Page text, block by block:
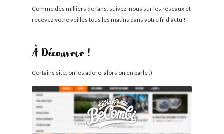
Comme des milliers de fans, suivez-nous sur les réseaux et
recevez votre veilles tous les matins dans votre fil d'actu !
À Découvrir !
Certains site, on les adore, alors on en parle ;)